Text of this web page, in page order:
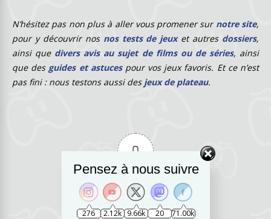
N’hésitez pas non plus à aller vous promener sur notre site,
pour y découvrir nos nos tests de jeuxet autres dossiers,
ainsi que divers avis au sujet de films ou de séries, ainsi
que des guides et astucespour vos jeux favoris. Et ce n’est
pas fini : nous testons aussi des jeux de plateau.
0
e
Pensez à nous suivre
276 2.12k 9.66k 20 71.00k